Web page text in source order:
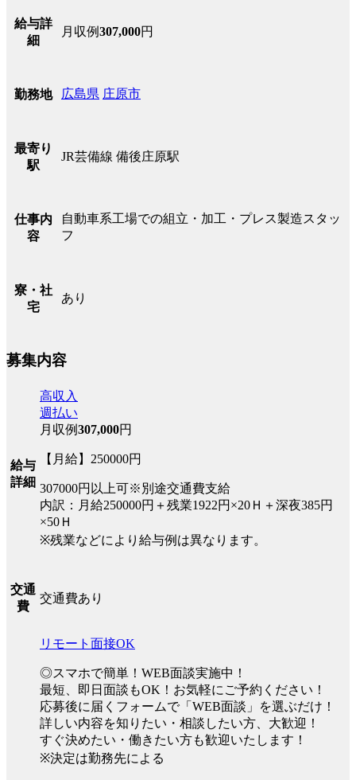
給与詳
細
月収例307,000円
勤務地 広島県 庄原市
最寄り
駅
JR芸備線 備後庄原駅
仕事内
容
自動車系工場での組立・加工・プレス製造スタッ
フ
寮・社
宅
あり
募集内容
給与
詳細
高収入
週払い
月収例307,000円
【月給】250000円
307000円以上可※別途交通費支給
内訳：月給250000円＋残業1922円×20Ｈ＋深夜385円
×50Ｈ
※残業などにより給与例は異なります。
交通
費
交通費あり
リモート面接OK
◎スマホで簡単！WEB面談実施中！
最短、即日面談もOK！お気軽にご予約ください！
応募後に届くフォームで「WEB面談」を選ぶだけ！
詳しい内容を知りたい・相談したい方、大歓迎！
すぐ決めたい・働きたい方も歓迎いたします！
※決定は勤務先による